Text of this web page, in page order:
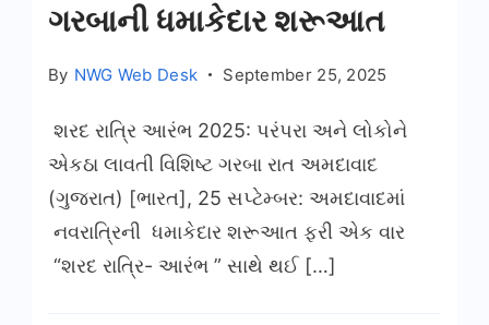
ગરબાની ધમાકેદાર શરૂઆત
By NWG Web Desk September 25, 2025
શરદ રાત્રિ આરંભ 2025: પરંપરા અને લોકોને
એકઠા લાવતી વિશિષ્ટ ગરબા રાત અમદાવાદ
(ગુજરાત) [ભારત], 25 સપ્ટેમ્બર: અમદાવાદમાં
નવરાત્રિની ધમાકેદાર શરૂઆત ફરી એક વાર
“શરદ રાત્રિ- આરંભ ” સાથે થઈ […]